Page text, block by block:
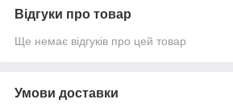
Відгуки про товар
Ще немає відгуків про цей товар
Умови доставки